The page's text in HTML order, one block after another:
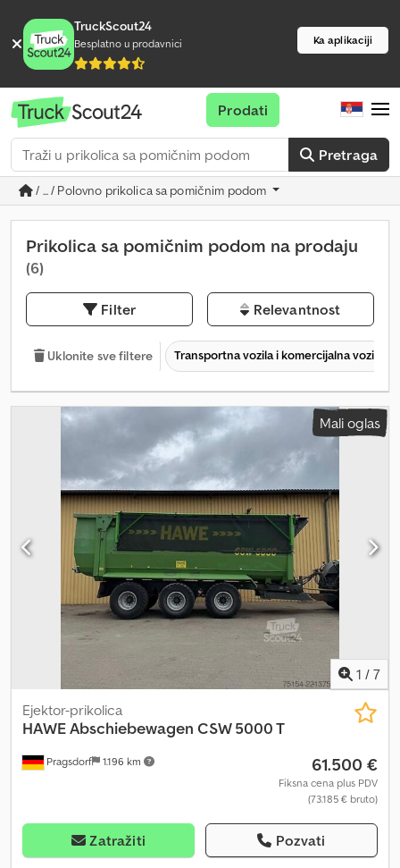
TruckScout24
Besplatno u prodavnici Ka aplikaciji
Pretraga
Prodati
/ ... / Polovno prikolica sa pomičnim podom
Prikolica sa pomičnim podom na prodaju
(6)
Filter Relevantnost
Uklonite sve filtere Transportna vozila i komercijalna vozila
Mali oglas
1 / 7
Pragsdorf 1.196 km
Ejektor-prikolica
HAWEAbschiebewagen CSW 5000 T
61.500 €
Fiksna cena plus PDV
(73.185 € bruto)
Zatražiti Pozvati